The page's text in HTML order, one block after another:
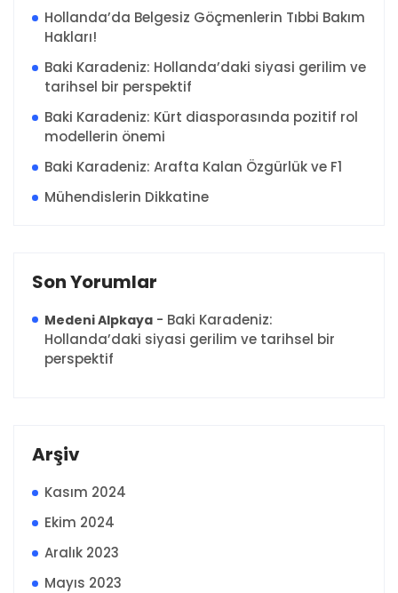
Hollanda’da Belgesiz Göçmenlerin Tıbbi Bakım
Hakları!
Baki Karadeniz: Hollanda’daki siyasi gerilim ve
tarihsel bir perspektif
Baki Karadeniz: Kürt diasporasında pozitif rol
modellerin önemi
Baki Karadeniz: Arafta Kalan Özgürlük ve F1
Mühendislerin Dikkatine
Son Yorumlar
Medeni Alpkaya - Baki Karadeniz:
Hollanda’daki siyasi gerilim ve tarihsel bir
perspektif
Arşiv
Kasım 2024
Ekim 2024
Aralık 2023
Mayıs 2023